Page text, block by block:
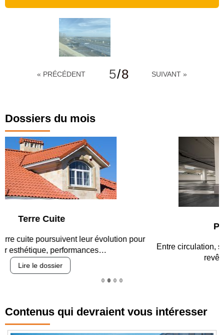
« PRÉCÉDENT 5/8 SUIVANT »
Dossiers du mois
Entre circulation, sécurisation des accès, durabilité des
revêtements et intégration…
Contenus qui devraient vous intéresser